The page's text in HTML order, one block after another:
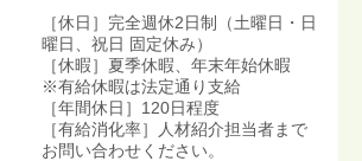
［休日］完全週休2日制（土曜日・日
曜日、祝日 固定休み）
［休暇］夏季休暇、年末年始休暇
※有給休暇は法定通り支給
［年間休日］120日程度
［有給消化率］人材紹介担当者まで
お問い合わせください。